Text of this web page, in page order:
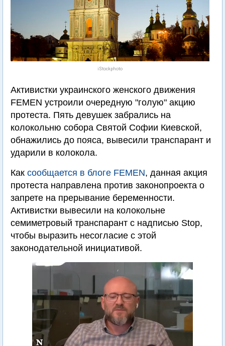
iStockphoto
Активистки украинского женского движения
FEMEN устроили очередную "голую" акцию
протеста. Пять девушек забрались на
колокольню собора Святой Софии Киевской,
обнажились до пояса, вывесили транспарант и
ударили в колокола.
Как сообщается в блоге FEMEN, данная акция
протеста направлена против законопроекта о
запрете на прерывание беременности.
Активистки вывесили на колокольне
семиметровый транспарант с надписью Stop,
чтобы выразить несогласие с этой
законодательной инициативой.